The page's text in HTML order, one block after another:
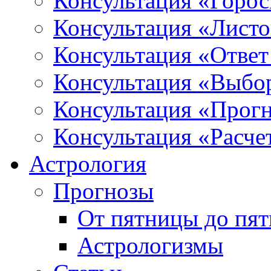
Консультация
Консультация
Консультация
Консультация
Консультация
Астрология
Прогнозы
От пятницы до
Астрологизмы